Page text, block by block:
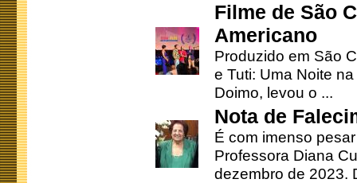
Filme de São
Americano
Produzido em São
e Tuti: Uma Noite
Doimo, levou o ...
Nota de
É com imenso
Professora Diana
dezembro de 2023.